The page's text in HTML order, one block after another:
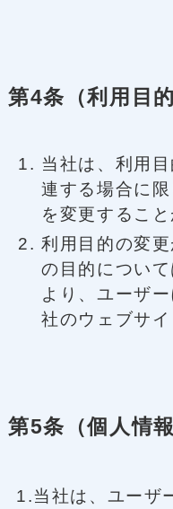
第4条（利用目
当社は、利用
連する場合に
を変更すること
利用目的の変
の目的につい
より、ユーザ
社のウェブサイ
第5条（個人情
1.当社は、ユーザ